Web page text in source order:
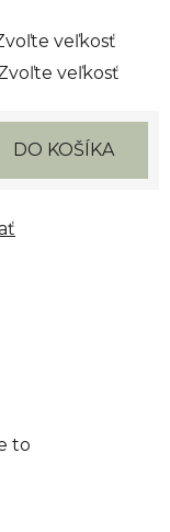
veľkosť
veľkosť
DO KOŠÍKA
to